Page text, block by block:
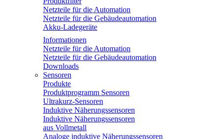
Netzteile für die Automation
Netzteile für die Gebäudeautomation
Akku-Ladegeräte
Informationen
Netzteile für die Automation
Netzteile für die Gebäudeautomation
Downloads
Sensoren
Produkte
Produktprogramm Sensoren
Ultrakurz-Sensoren
Induktive Näherungssensoren
Induktive Näherungssensoren
aus Vollmetall
Analoge induktive Näherungssensoren